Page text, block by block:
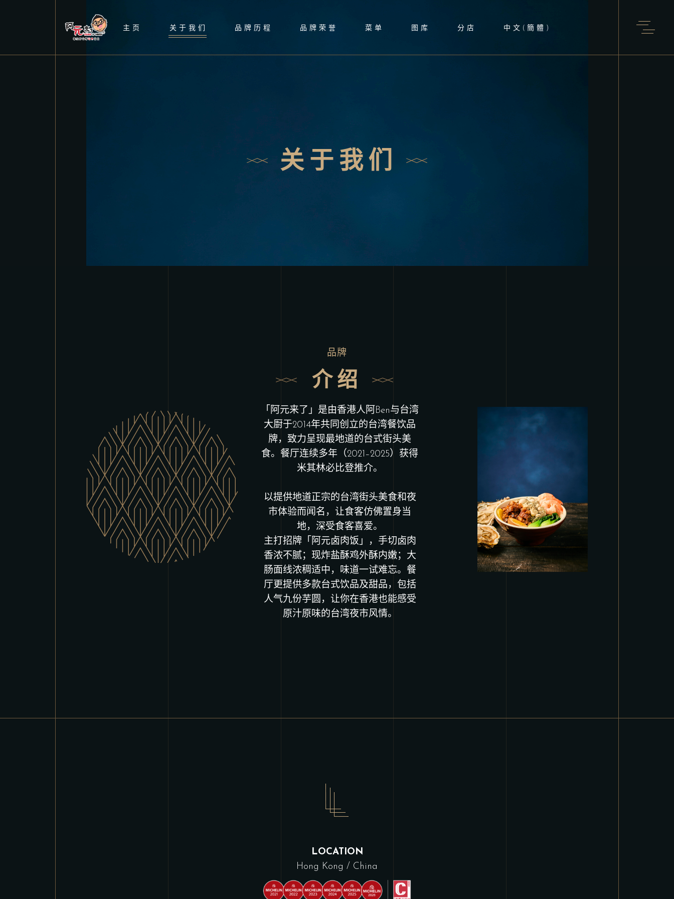
主页 关于我们 品牌历程 品牌荣誉 菜单 图库 分店 中文(簡體)
关于我们
品牌
介绍
「阿元来了」是由香港人阿Ben与台湾
大㕑于2014年共同创立的台湾餐饮品
牌，致力呈现最地道的台式街头美
食。餐厅连续多年（2021–2025）获得
米其林必比登推介。
以提供地道正宗的台湾街头美食和夜
市体验而闻名，让食客仿佛置身当
地，深受食客喜爱。
主打招牌「阿元卤肉饭」，手切卤肉
香浓不腻；现炸盐酥鸡外酥内嫩；大
肠面线浓稠适中，味道一试难忘。餐
厅更提供多款台式饮品及甜品，包括
人气九份芋圆，让你在香港也能感受
原汁原味的台湾夜市风情。
LOCATION
Hong Kong / China